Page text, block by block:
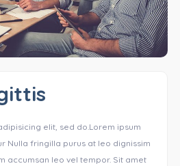
elit, sed do.Lorem ipsum
Nulla fringilla purus at leo dignissim
accumsan leo vel tempor. Sit amet